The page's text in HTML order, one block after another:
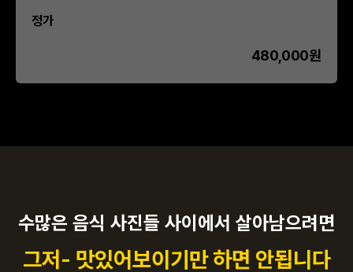
정가
480,000원
수많은 음식 사진들 사이에서 살아남으려면
그저- 맛있어보이기만 하면 안됩니다